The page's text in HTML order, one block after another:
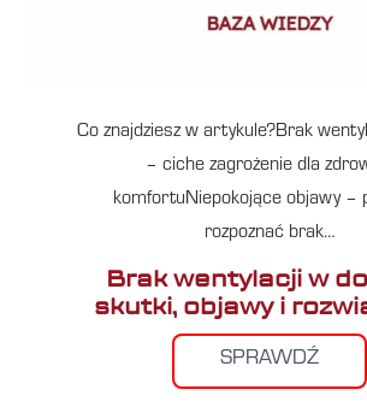
Co znajdziesz w artykule?Brak
– ciche zagrożenie dla
komfortuNiepokojące objawy –
rozpoznać brak…
Brak wentylacji w
skutki, objawy i
SPRAWDŹ